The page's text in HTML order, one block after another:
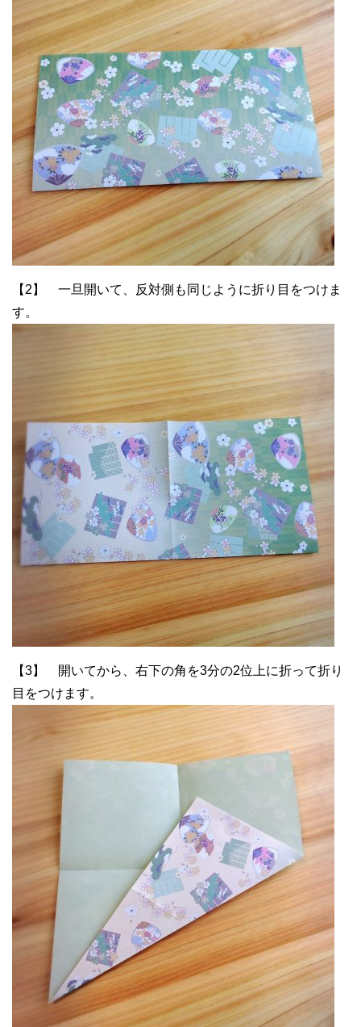
【2】 一旦開いて、反対側も同じように折り目をつけま
す。
【3】 開いてから、右下の角を3分の2位上に折って折り
目をつけます。